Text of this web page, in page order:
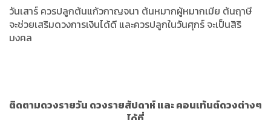
วันเสาร์ ควรปลูกต้นแก้วกาญจนา ต้นหมากผู้หมากเมีย ต้นฤาษี
จะช่วยเสริมดวงการเงินได้ดี และควรปลูกในวันศุกร์ จะเป็นสิริ
มงคล
ติดตามดวงรายวัน ดวงรายสัปดาห์ และ คอนเท้นต์ดวงต่างๆ